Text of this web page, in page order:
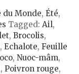
du Monde,Été,
Tagged: Ail,
,Brocolis,
,Echalote,Feuille
,Nuoc-mâm,
,Poivron rouge,